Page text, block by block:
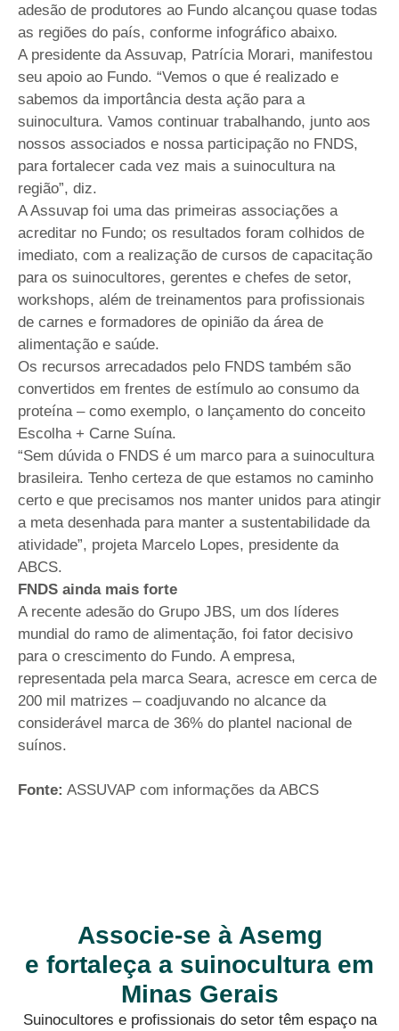
adesão de produtores ao Fundo alcançou quase todas
as regiões do país, conforme infográfico abaixo.
A presidente da Assuvap, Patrícia Morari, manifestou
seu apoio ao Fundo. “Vemos o que é realizado e
sabemos da importância desta ação para a
suinocultura. Vamos continuar trabalhando, junto aos
nossos associados e nossa participação no FNDS,
para fortalecer cada vez mais a suinocultura na
região”, diz.
A Assuvap foi uma das primeiras associações a
acreditar no Fundo; os resultados foram colhidos de
imediato, com a realização de cursos de capacitação
para os suinocultores, gerentes e chefes de setor,
workshops, além de treinamentos para profissionais
de carnes e formadores de opinião da área de
alimentação e saúde.
Os recursos arrecadados pelo FNDS também são
convertidos em frentes de estímulo ao consumo da
proteína – como exemplo, o lançamento do conceito
Escolha + Carne Suína.
“Sem dúvida o FNDS é um marco para a suinocultura
brasileira. Tenho certeza de que estamos no caminho
certo e que precisamos nos manter unidos para atingir
a meta desenhada para manter a sustentabilidade da
atividade”, projeta Marcelo Lopes, presidente da
ABCS.
FNDS ainda mais forte
A recente adesão do Grupo JBS, um dos líderes
mundial do ramo de alimentação, foi fator decisivo
para o crescimento do Fundo. A empresa,
representada pela marca Seara, acresce em cerca de
200 mil matrizes – coadjuvando no alcance da
considerável marca de 36% do plantel nacional de
suínos.
Fonte: ASSUVAP com informações da ABCS
Associe-se à Asemg
e fortaleça a suinocultura em
Minas Gerais
Suinocultores e profissionais do setor têm espaço na